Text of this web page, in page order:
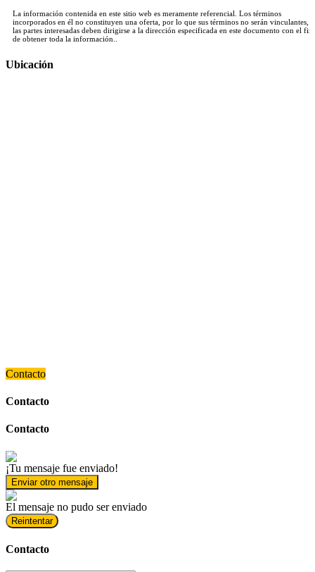
La información contenida en este sitio web es meramente referencial. Los términos
incorporados en él no constituyen una oferta, por lo que sus términos no serán vinculantes, y
las partes interesadas deben dirigirse a la dirección especificada en este documento con el fin
de obtener toda la información..
Ubicación
Contacto
Contacto
Contacto
¡Tu mensaje fue enviado!
Enviar otro mensaje
El mensaje no pudo ser enviado
Reintentar
Contacto